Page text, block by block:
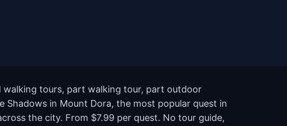
walking tours, part walking tour, part outdoor
in Mount Dora, the most popular quest in
the city. From $7.99 per quest. No tour guide,